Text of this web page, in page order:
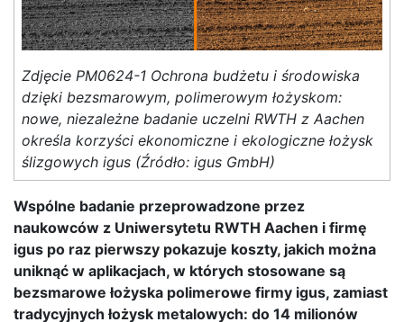
Zdjęcie PM0624-1 Ochrona budżetu i środowiska
dzięki bezsmarowym, polimerowym łożyskom:
nowe, niezależne badanie uczelni RWTH z Aachen
określa korzyści ekonomiczne i ekologiczne łożysk
ślizgowych igus (Źródło: igus GmbH)
Wspólne badanie przeprowadzone przez
naukowców z Uniwersytetu RWTH Aachen i firmę
igus po raz pierwszy pokazuje koszty, jakich można
uniknąć w aplikacjach, w których stosowane są
bezsmarowe łożyska polimerowe firmy igus, zamiast
tradycyjnych łożysk metalowych: do 14 milionów